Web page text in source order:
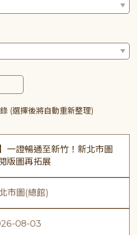
(選擇後將自動重新整理)
一證暢通至新竹！新北市圖
版圖再拓展
市圖(總館)
08-03